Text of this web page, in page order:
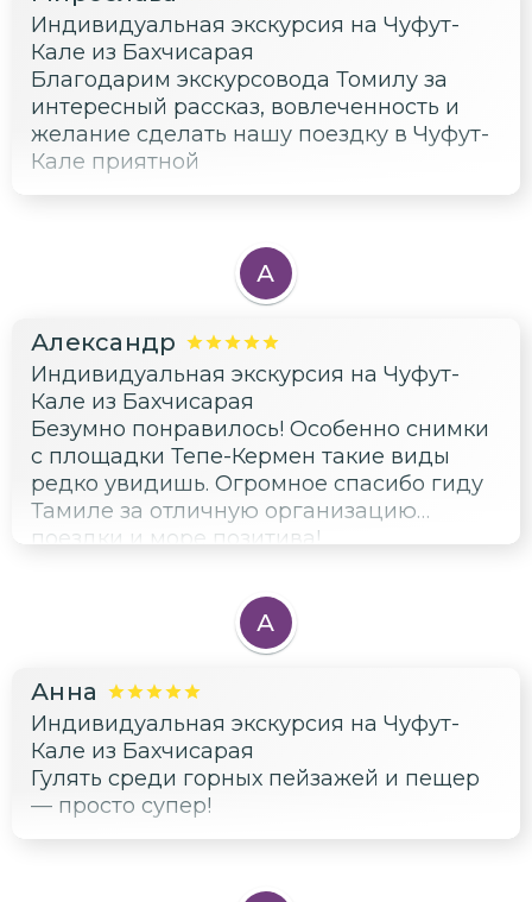
Индивидуальная экскурсия на Чуфут-
Кале из Бахчисарая
Благодарим экскурсовода Томилу за
интересный рассказ, вовлеченность и
желание сделать нашу поездку в Чуфут-
Кале приятной
А
Александр
Индивидуальная экскурсия на Чуфут-
Кале из Бахчисарая
Безумно понравилось! Особенно снимки
с площадки Тепе-Кермен такие виды
редко увидишь. Огромное спасибо гиду
Тамиле за отличную организацию
поездки и море позитива!
А
Анна
Индивидуальная экскурсия на Чуфут-
Кале из Бахчисарая
Гулять среди горных пейзажей и пещер
— просто супер!